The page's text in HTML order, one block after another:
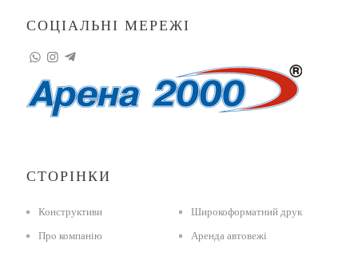
СОЦІАЛЬНІ МЕРЕЖІ
СТОРІНКИ
Конструктиви
Про компанію
Широкоформатний друк
Аренда автовежі